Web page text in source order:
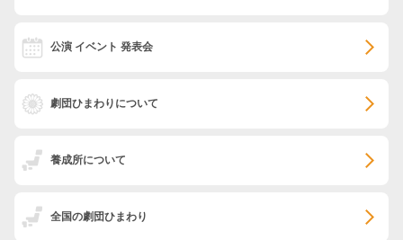
公演 イベント 発表会
劇団ひまわりについて
養成所について
全国の劇団ひまわり